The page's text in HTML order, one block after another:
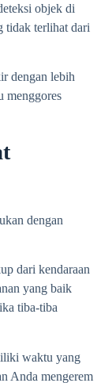
objek di
tidak terlihat dari
dengan lebih
menggores
dengan
dari kendaraan
yang baik
tiba-tiba
waktu yang
Anda mengerem